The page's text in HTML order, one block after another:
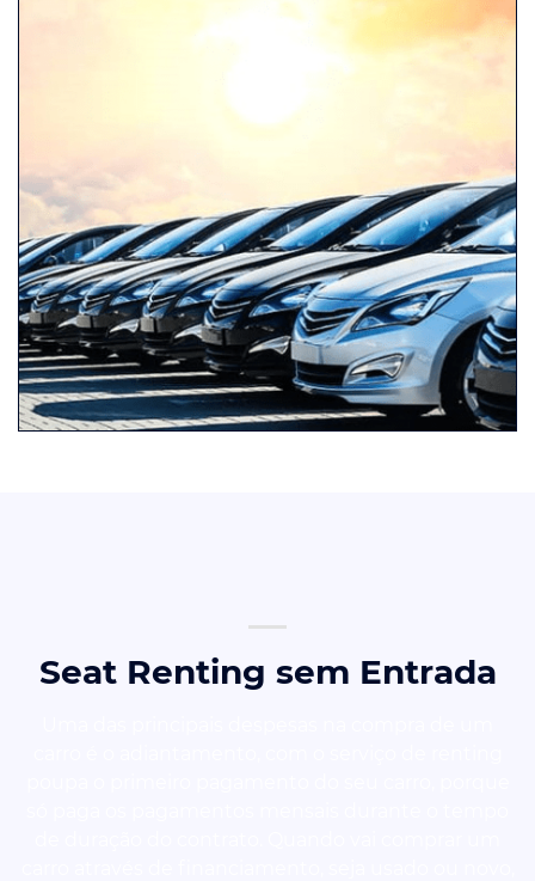
Seat Renting sem Entrada